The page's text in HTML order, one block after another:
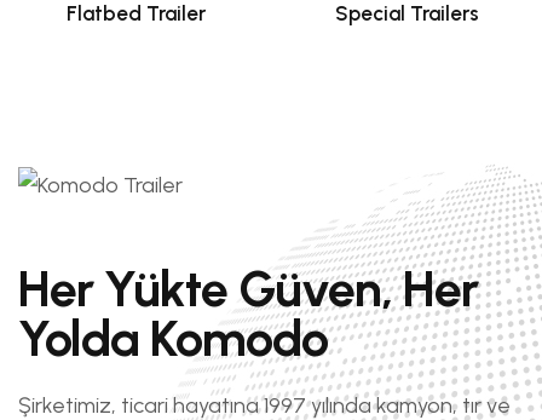
Flatbed Trailer Special Trailers
Her Yükte Güven, Her
Yolda Komodo
Şirketimiz, ticari hayatına 1997 yılında kamyon, tır ve